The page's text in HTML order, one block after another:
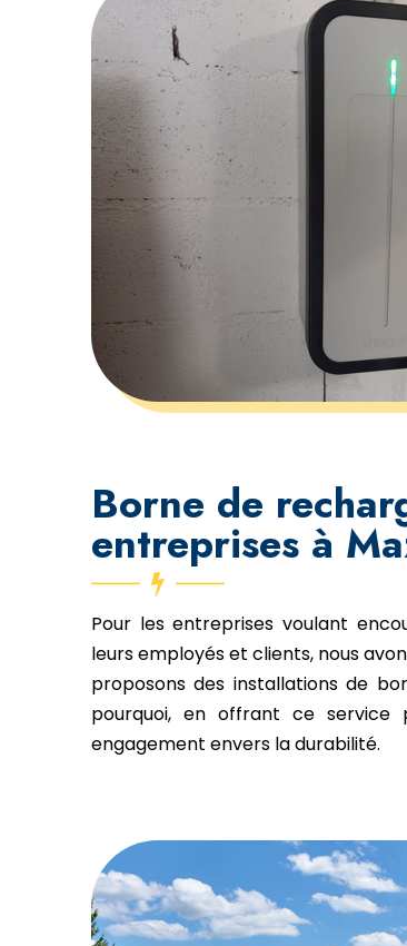
Borne de
entreprises à
Pour les entreprises voulant
leurs employés et clients, nous
proposons des installations de
pourquoi, en offrant ce service
engagement envers la durabilité.